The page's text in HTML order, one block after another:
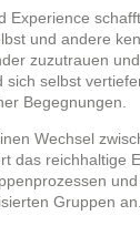
Experience
und andere
zuzutrauen
sich selbst
Begegnungen.
Wechsel
das reichhaltige
Gruppen an.